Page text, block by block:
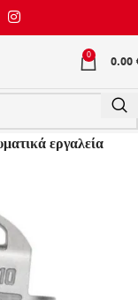
0 0.00
εργαλεία